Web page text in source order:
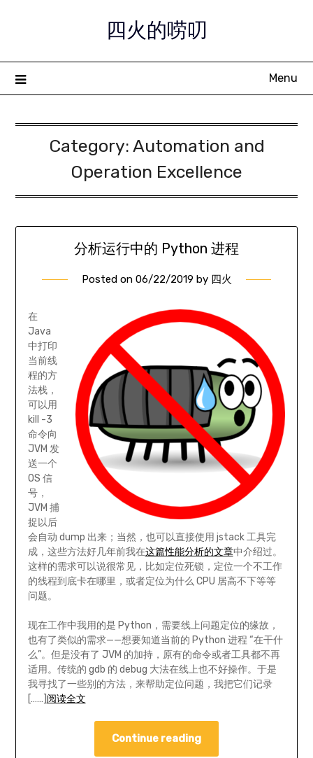
四火的唠叨
Menu
Category: Automation and
Operation Excellence
分析运行中的 Python 进程
Posted on 06/22/2019 by 四火
在
Java
中打印
当前线
程的方
法栈，
可以用
kill -3
命令向
JVM 发
送一个
OS 信
号，
JVM 捕
捉以后
会自动 dump 出来；当然，也可以直接使用 jstack 工具完
成，这些方法好几年前我在这篇性能分析的文章中介绍过。
这样的需求可以说很常见，比如定位死锁，定位一个不工作
的线程到底卡在哪里，或者定位为什么 CPU 居高不下等等
问题。
现在工作中我用的是 Python，需要线上问题定位的缘故，
也有了类似的需求——想要知道当前的 Python 进程 “在干什
么”。但是没有了 JVM 的加持，原有的命令或者工具都不再
适用。传统的 gdb 的 debug 大法在线上也不好操作。于是
我寻找了一些别的方法，来帮助定位问题，我把它们记录
[……] 阅读全文
Continue reading